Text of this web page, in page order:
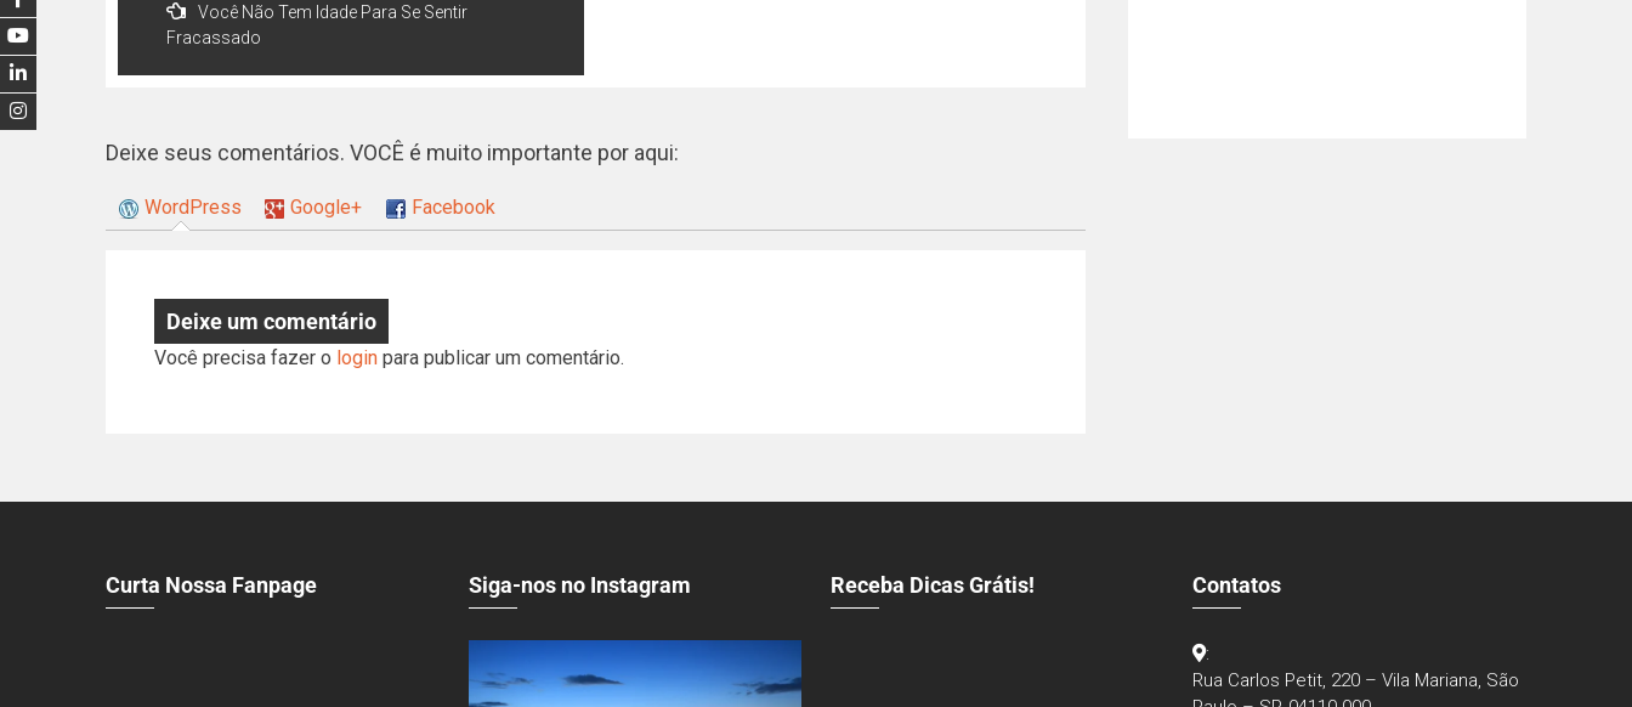
Você Não Tem Idade Para Se Sentir
Fracassado
Deixe seus comentários. VOCÊ é muito importante por aqui:
WordPress Google+ Facebook
Deixe um comentário
Você precisa fazer o login para publicar um comentário.
Curta Nossa Fanpage Siga-nos no Instagram Receba Dicas Grátis! Contatos
:
Rua Carlos Petit, 220 – Vila Mariana, São